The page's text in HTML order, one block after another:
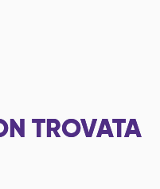
TROVATA